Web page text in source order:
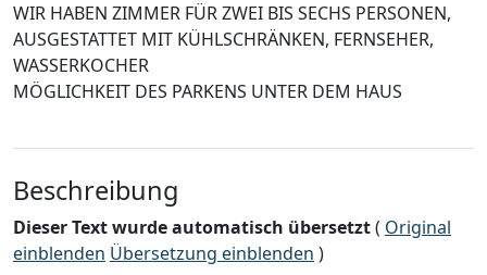
WIR HABEN ZIMMER FÜR ZWEI BIS SECHS PERSONEN,
AUSGESTATTET MIT KÜHLSCHRÄNKEN, FERNSEHER,
WASSERKOCHER
MÖGLICHKEIT DES PARKENS UNTER DEM HAUS
Beschreibung
Dieser Text wurde automatisch übersetzt( Original
einblenden Übersetzung einblenden )